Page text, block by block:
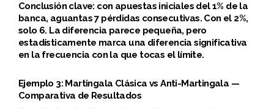
Conclusión clave: con apuestas iniciales del 1% de la
banca, aguantas 7 pérdidas consecutivas. Con el 2%,
solo 6. La diferencia parece pequeña, pero
estadísticamente marca una diferencia significativa
en la frecuencia con la que tocas el límite.
Ejemplo 3: Martingala Clásica vs Anti-Martingala —
Comparativa de Resultados